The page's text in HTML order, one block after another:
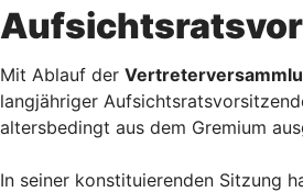
Mit Ablauf der
langjähriger
altersbedingt aus dem Gremium
In seiner konstituierenden Sitzung